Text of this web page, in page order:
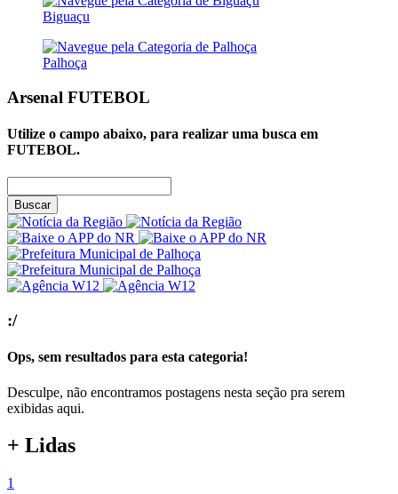
Biguaçu
Palhoça
Arsenal FUTEBOL
Utilize o campo abaixo, para realizar uma busca em
FUTEBOL.
Buscar
:/
Ops, sem resultados para esta categoria!
Desculpe, não encontramos postagens nesta seção pra serem
exibidas aqui.
+ Lidas
1